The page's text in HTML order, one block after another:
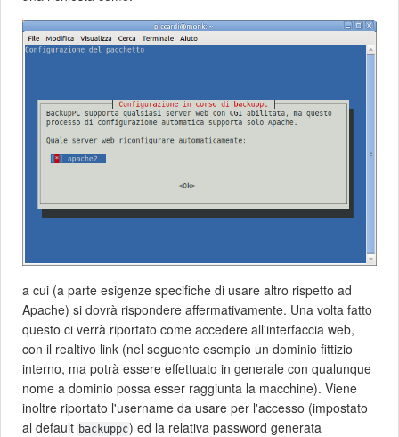
a cui (a parte esigenze specifiche di usare altro rispetto ad
Apache) si dovrà rispondere affermativamente. Una volta fatto
questo ci verrà riportato come accedere all'interfaccia web,
con il realtivo link (nel seguente esempio un dominio fittizio
interno, ma potrà essere effettuato in generale con qualunque
nome a dominio possa esser raggiunta la macchine). Viene
inoltre riportato l'username da usare per l'accesso (impostato
al default backuppc) ed la relativa password generata